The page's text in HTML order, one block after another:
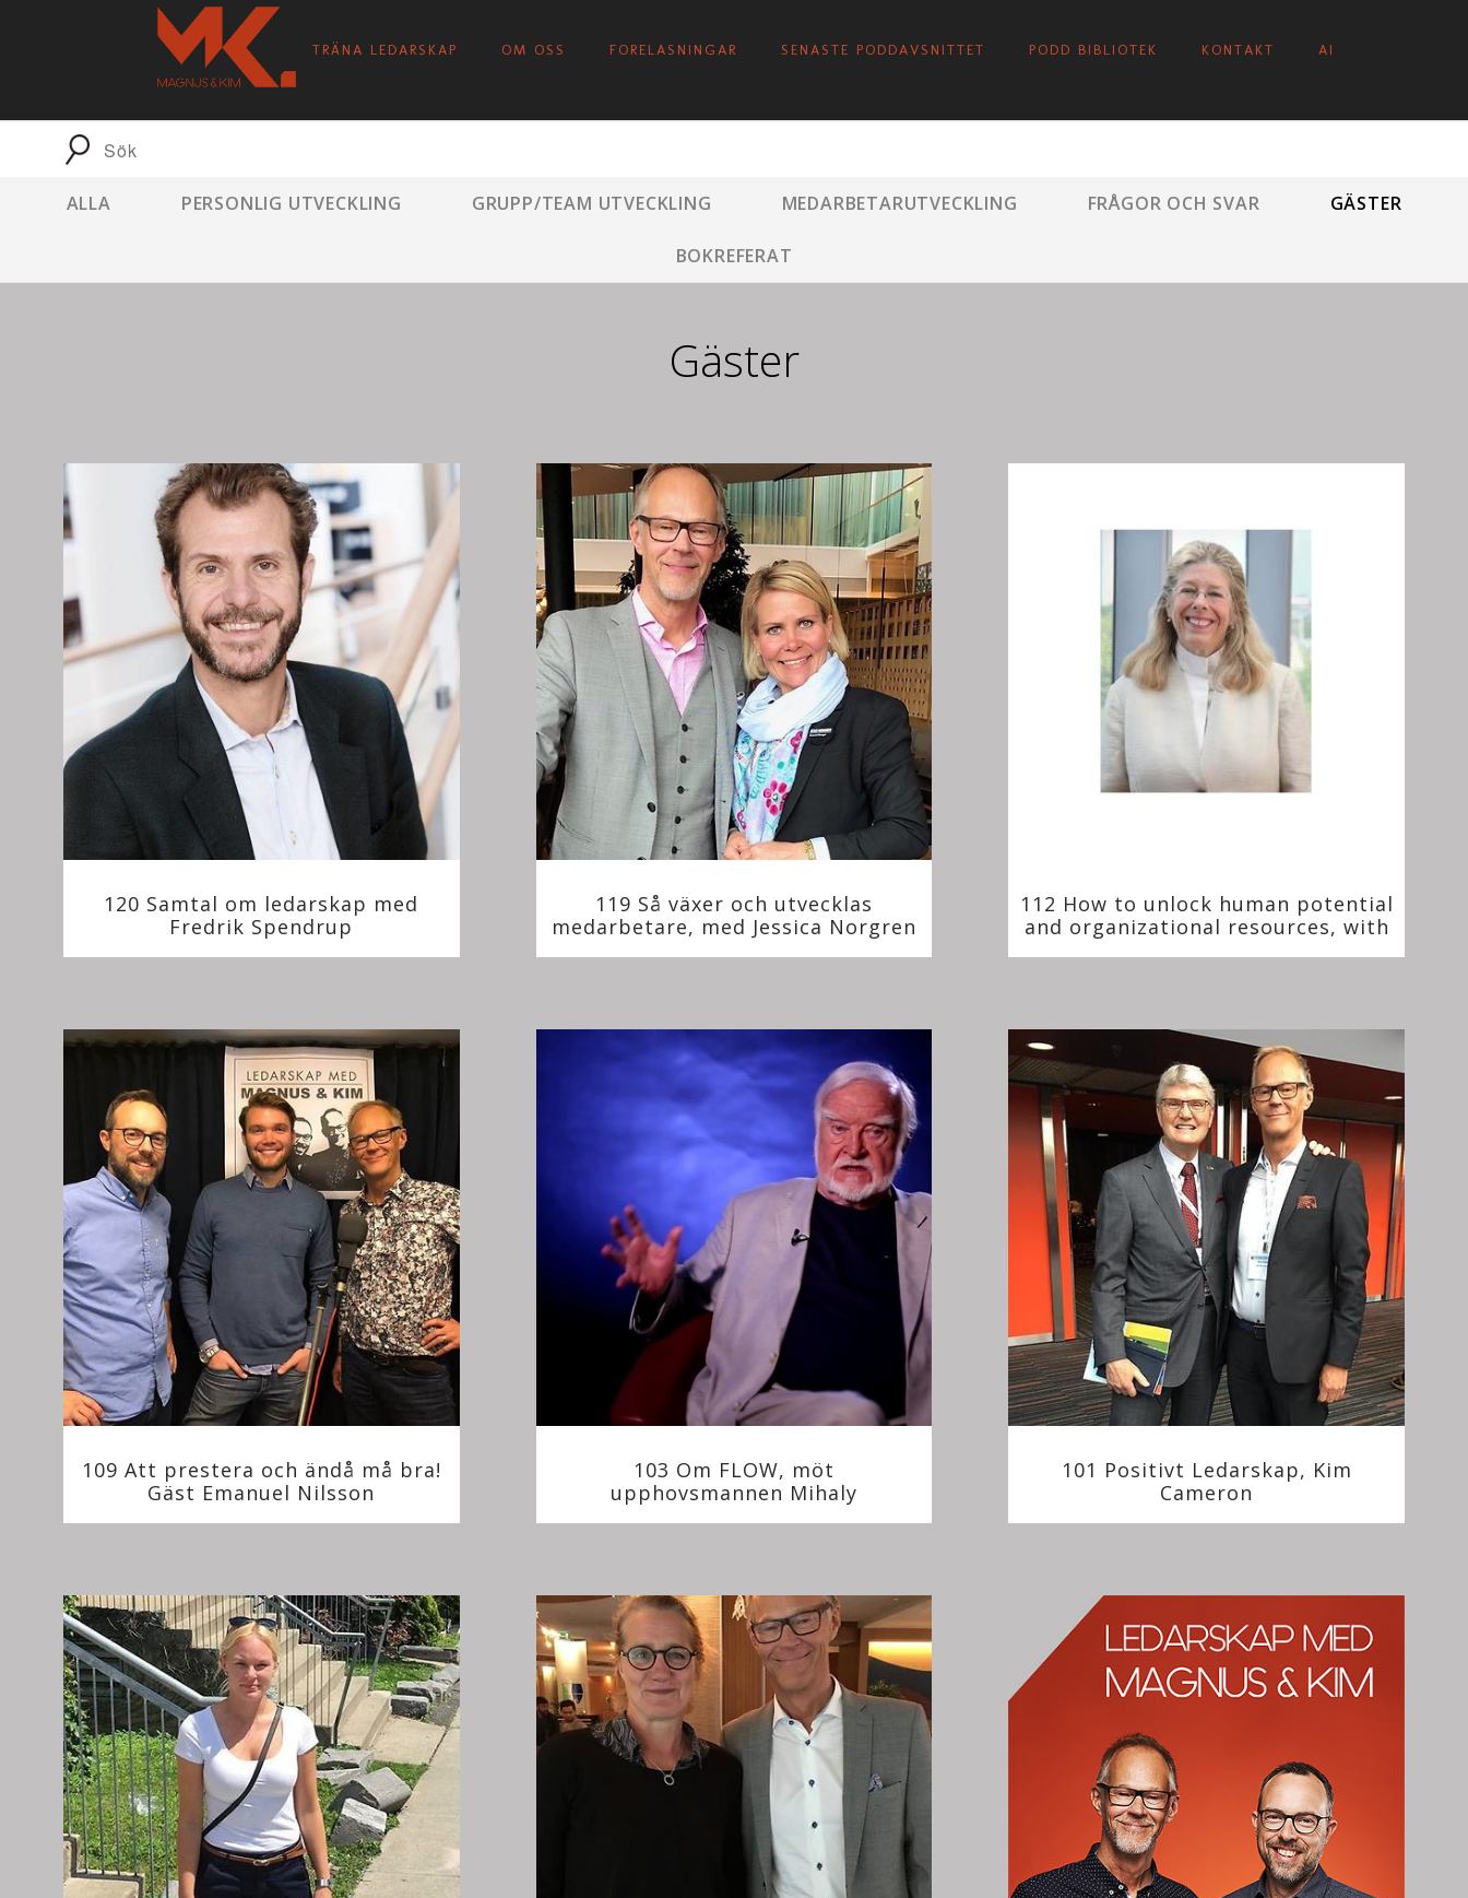
TRÄNA LEDARSKAP OM OSS FORELASNINGAR SENASTE PODDAVSNITTET PODD BIBLIOTEK KONTAKT AI
ALLA PERSONLIG UTVECKLING GRUPP/TEAM UTVECKLING MEDARBETARUTVECKLING FRÅGOR OCH SVAR GÄSTER
BOKREFERAT
Gäster
120 Samtal om ledarskap med
Fredrik Spendrup
119 Så växer och utvecklas
medarbetare, med Jessica Norgren
112 How to unlock human potential
and organizational resources, with
109 Att prestera och ändå må bra!
Gäst Emanuel Nilsson
103 Om FLOW, möt
upphovsmannen Mihaly
101 Positivt Ledarskap, Kim
Cameron